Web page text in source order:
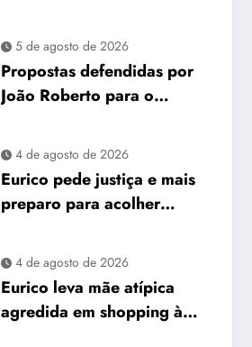
corrida pela Aleam
5 de agosto de 2026
Propostas defendidas por
João Roberto para o
ao plano de governo de
David Almeida
4 de agosto de 2026
Eurico pede justiça e mais
preparo para acolher
4 de agosto de 2026
Eurico leva mãe atípica
agredida em shopping à